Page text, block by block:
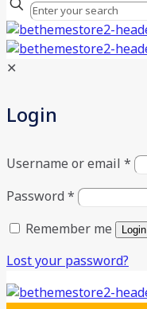
✕
Login
Username or email *
Password *
Remember me
Login
Lost your password?